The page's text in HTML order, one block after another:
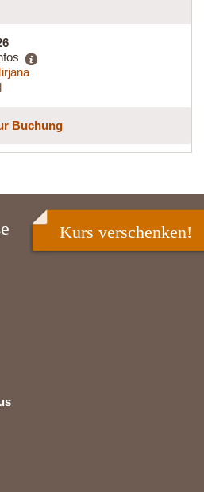
Buchung
Kurs verschenken!